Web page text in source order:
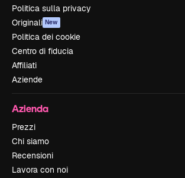
Politica sulla privacy
Originali New
Politica dei cookie
Centro di fiducia
Affiliati
Aziende
Azienda
Prezzi
Chi siamo
Recensioni
Lavora con noi